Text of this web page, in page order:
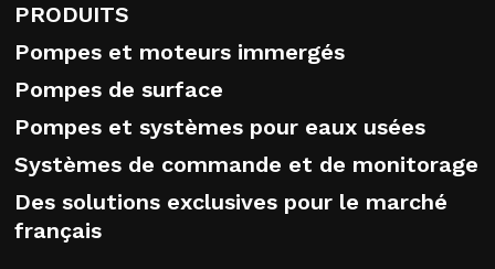
PRODUITS
Pompes et moteurs immergés
Pompes de surface
Pompes et systèmes pour eaux usées
Systèmes de commande et de monitorage
Des solutions exclusives pour le marché
français